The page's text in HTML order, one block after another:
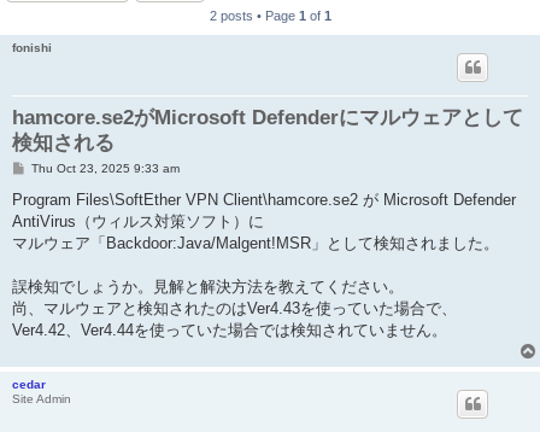
2 posts • Page 1 of 1
fonishi
hamcore.se2がMicrosoft Defenderにマルウェアとして
検知される
P
s
Thu Oct 23, 2025 9:33 am
Program Files\SoftEther VPN Client\hamcore.se2 が Microsoft Defender
AntiVirus（ウィルス対策ソフト）に
マルウェア「Backdoor:Java/Malgent!MSR」として検知されました。
誤検知でしょうか。見解と解決方法を教えてください。
尚、マルウェアと検知されたのはVer4.43を使っていた場合で、
Ver4.42、Ver4.44を使っていた場合では検知されていません。
cedar
Site Admin